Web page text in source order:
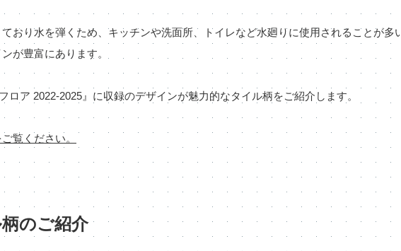
おり水を弾くため、キッチンや洗面所、トイレなど水廻りに使用されることが多
が豊富にあります。
ア 2022-2025』に収録のデザインが魅力的なタイル柄をご紹介します。
覧ください。
のご紹介